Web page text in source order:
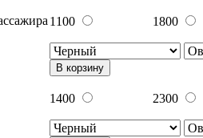
1100 1800
В корзину
1400 2300